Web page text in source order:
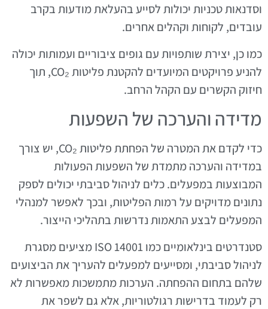
וסדנאות טכניות יכולות לסייע בהעלאת מודעות בקרב
עובדים, לקוחות וקהלים אחרים.
כמו כן, יצירת שותפויות עם גופים ציבוריים ועמותות יכולה
להניע פרויקטים המיועדים להקטנת פליטות CO₂, תוך
חיזוק הקשרים עם הקהל הרחב.
מדידה והערכה של השפעות
כדי לקדם את המטרה של הפחתת פליטות CO₂, יש צורך
במדידה והערכה מתמדת של השפעות הפעולות
המבוצעות במפעלים. כלים לניהול סביבתי יכולים לספק
נתונים מדויקים על רמות הפליטות, ובכך לאפשר למנהלי
המפעלים לבצע התאמות נדרשות בתהליכי הייצור.
סטנדרטים בינלאומיים כמו ISO 14001 מציעים מסגרת
לניהול סביבתי, ומסייעים למפעלים להעריך את הביצועים
שלהם בתחום ההפחתה. הערכות מתמשכות מאפשרות לא
רק לעמוד בדרישות רגולטוריות, אלא גם לשפר את